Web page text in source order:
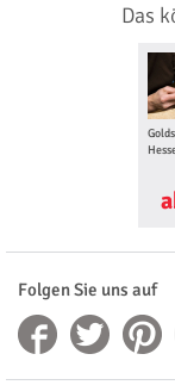
Das
Folgen Sie uns auf